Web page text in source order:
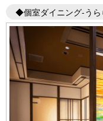
◆個室ダイニング-う